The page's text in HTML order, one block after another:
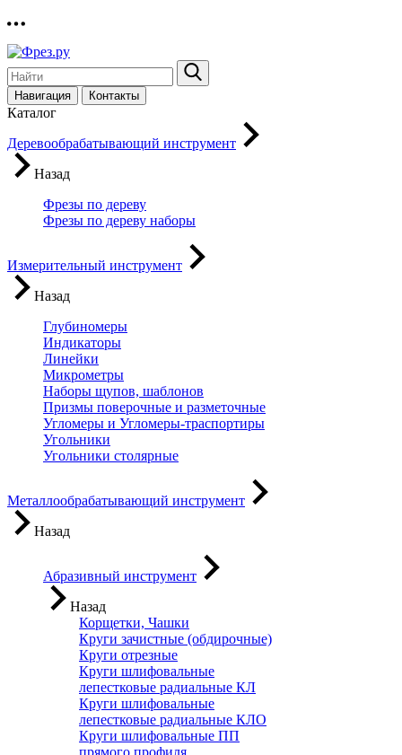
Навигация Контакты
Каталог
Деревообрабатывающий инструмент
Назад
Фрезы по дереву
Фрезы по дереву наборы
Измерительный инструмент
Назад
Глубиномеры
Индикаторы
Линейки
Микрометры
Наборы щупов, шаблонов
Призмы поверочные и разметочные
Угломеры и Угломеры-траспортиры
Угольники
Угольники столярные
Металлообрабатывающий инструмент
Назад
Абразивный инструмент
Назад
Корщетки, Чашки
Круги зачистные (обдирочные)
Круги отрезные
Круги шлифовальные
лепестковые радиальные КЛ
Круги шлифовальные
лепестковые радиальные КЛО
Круги шлифовальные ПП
прямого профиля